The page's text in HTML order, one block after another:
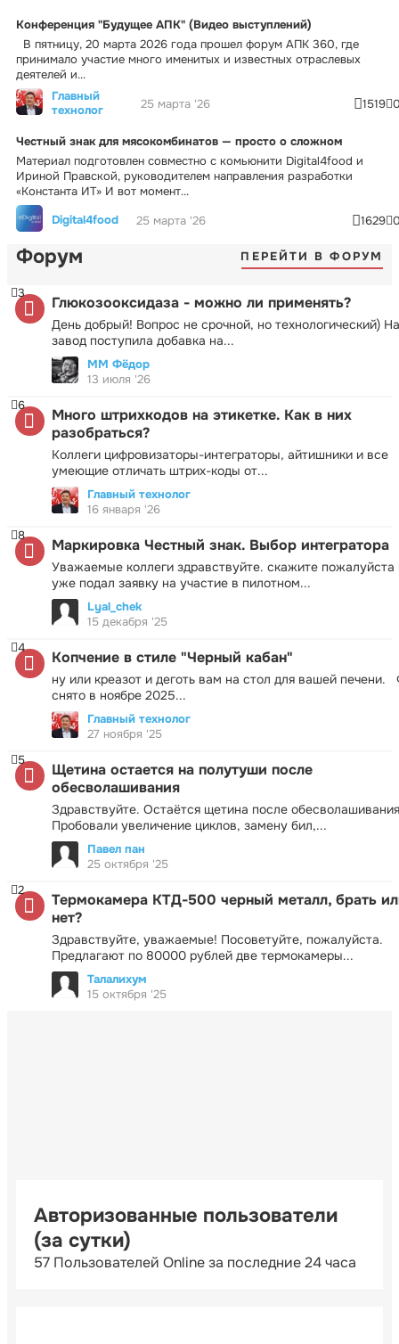
Конференция "Будущее АПК" (Видео выступлений)
В пятницу, 20 марта 2026 года прошел форум АПК 360, где
принимало участие много именитых и известных отраслевых
деятелей и...
Главный
технолог
25 марта '26 1519
Честный знак для мясокомбинатов — просто о сложном
Материал подготовлен совместно с комьюнити Digital4food и
Ириной Правской, руководителем направления разработки
«Константа ИТ» И вот момент...
Digital4food
25 марта '26 1629
Форум ПЕРЕЙТИ В ФОРУМ
Глюкозооксидаза - можно ли применять?
День добрый! Вопрос не срочной, но технологический) На
завод поступила добавка на...
3
ММ Фёдор
13 июля '26
Много штрихкодов на этикетке. Как в них
разобраться?
Коллеги цифровизаторы-интеграторы, айтишники и все
умеющие отличать штрих-коды от...
6
Главный технолог
16 января '26
Маркировка Честный знак. Выбор интегратора
Уважаемые коллеги здравствуйте. скажите пожалуйста
уже подал заявку на участие в пилотном...
8
Lyal_chek
15 декабря '25
Копчение в стиле "Черный кабан"
ну или креазот и деготь вам на стол для вашей печени.
снято в ноябре 2025...
4
Главный технолог
27 ноября '25
Щетина остается на полутуши после
обесволашивания
Здравствуйте. Остаётся щетина после
Пробовали увеличение циклов, замену бил,...
5
Павел пан
25 октября '25
Термокамера КТД-500 черный металл, брать
нет?
Здравствуйте, уважаемые! Посоветуйте, пожалуйста.
Предлагают по 80000 рублей две термокамеры...
2
Талалихум
15 октября '25
Авторизованные пользователи
(за сутки)
57 Пользователей Online за последние 24 часа